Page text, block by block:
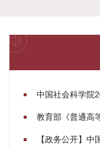
【政务公开】